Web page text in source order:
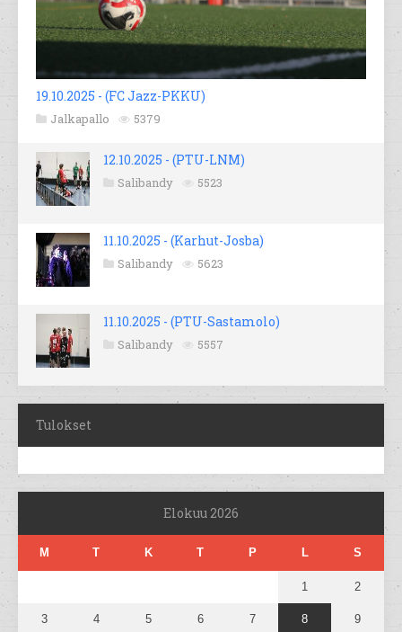
19.10.2025 - (FC Jazz-PKKU)
Jalkapallo 5379
12.10.2025 - (PTU-LNM)
Salibandy 5523
11.10.2025 - (Karhut-Josba)
Salibandy 5623
11.10.2025 - (PTU-Sastamolo)
Salibandy 5557
Tulokset
Elokuu 2026
M T K T P L S
1 2
3 4 5 6 7 8 9